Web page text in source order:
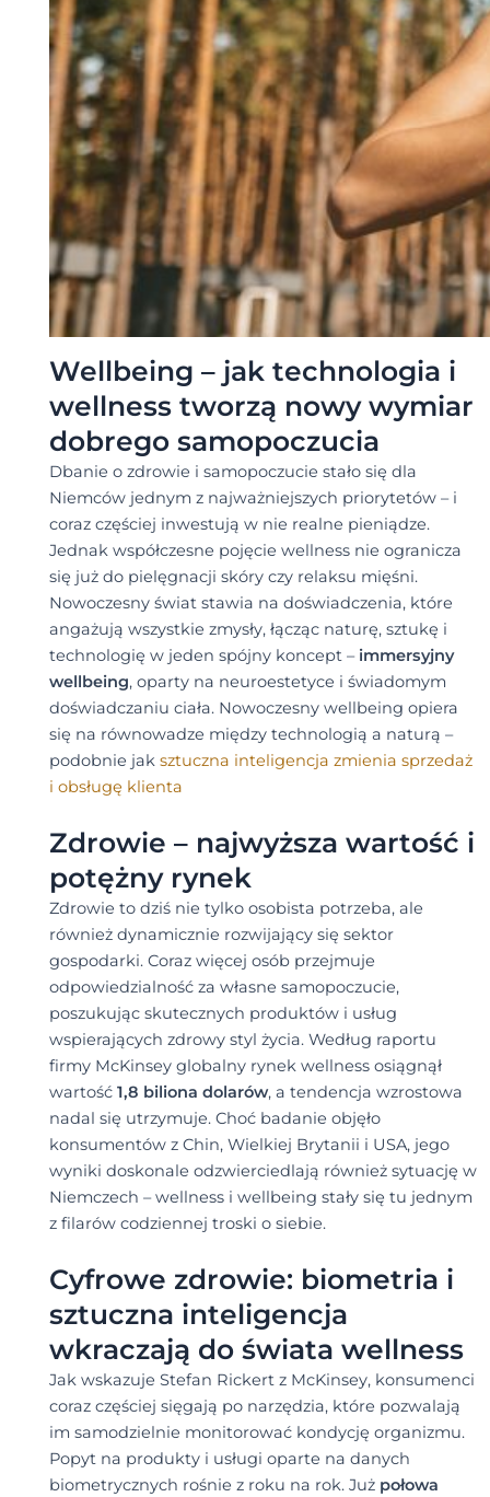
Wellbeing – jak technologia i
wellness tworzą nowy wymiar
dobrego samopoczucia
Dbanie o zdrowie i samopoczucie stało się dla
Niemców jednym z najważniejszych priorytetów – i
coraz częściej inwestują w nie realne pieniądze.
Jednak współczesne pojęcie wellness nie ogranicza
się już do pielęgnacji skóry czy relaksu mięśni.
Nowoczesny świat stawia na doświadczenia, które
angażują wszystkie zmysły, łącząc naturę, sztukę i
technologię w jeden spójny koncept – immersyjny
wellbeing, oparty na neuroestetyce i świadomym
doświadczaniu ciała. Nowoczesny wellbeing opiera
się na równowadze między technologią a naturą –
podobnie jak sztuczna inteligencja zmienia sprzedaż
i obsługę klienta
Zdrowie – najwyższa wartość i
potężny rynek
Zdrowie to dziś nie tylko osobista potrzeba, ale
również dynamicznie rozwijający się sektor
gospodarki. Coraz więcej osób przejmuje
odpowiedzialność za własne samopoczucie,
poszukując skutecznych produktów i usług
wspierających zdrowy styl życia. Według raportu
firmy McKinsey globalny rynek wellness osiągnął
wartość 1,8 biliona dolarów, a tendencja wzrostowa
nadal się utrzymuje. Choć badanie objęło
konsumentów z Chin, Wielkiej Brytanii i USA, jego
wyniki doskonale odzwierciedlają również sytuację w
Niemczech – wellness i wellbeing stały się tu jednym
z filarów codziennej troski o siebie.
Cyfrowe zdrowie: biometria i
sztuczna inteligencja
wkraczają do świata wellness
Jak wskazuje Stefan Rickert z McKinsey, konsumenci
coraz częściej sięgają po narzędzia, które pozwalają
im samodzielnie monitorować kondycję organizmu.
Popyt na produkty i usługi oparte na danych
biometrycznych rośnie z roku na rok. Już połowa